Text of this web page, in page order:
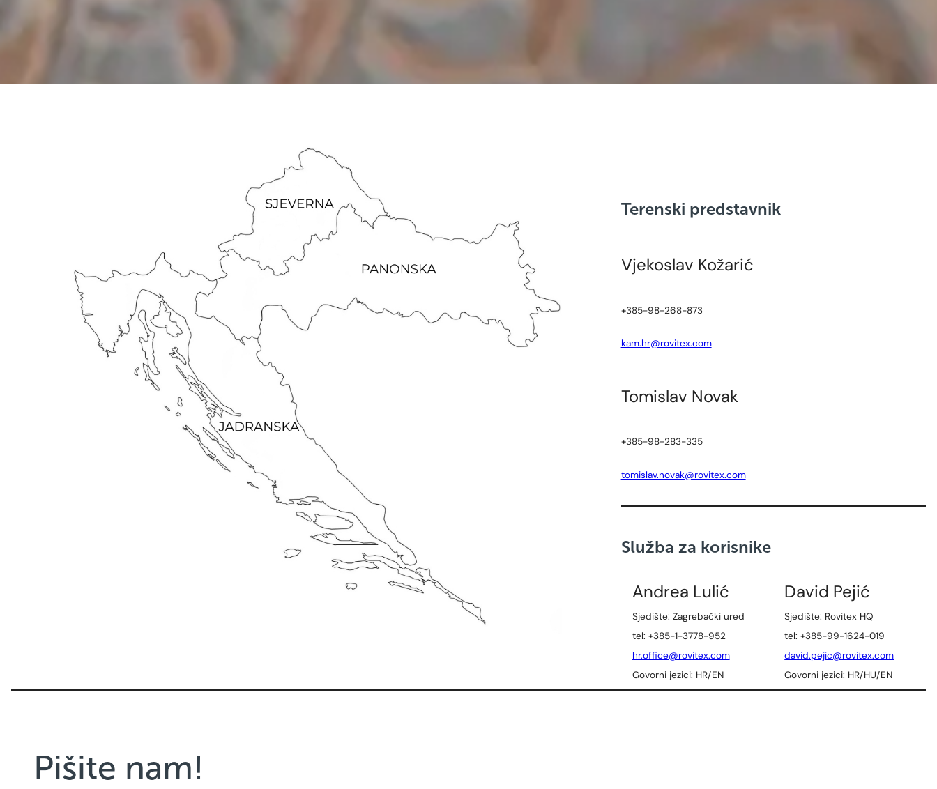
Terenski predstavnik
Vjekoslav Kožarić
+385-98-268-873
kam.hr@rovitex.com
Tomislav Novak
+385-98-283-335
tomislav.novak@rovitex.com
Služba za korisnike
Andrea Lulić
Sjedište: Zagrebački ured
tel: +385-1-3778-952
hr.office@rovitex.com
Govorni jezici: HR/EN
David Pejić
Sjedište: Rovitex HQ
tel: +385-99-1624-019
david.pejic@rovitex.com
Govorni jezici: HR/HU/EN
Pišite nam!